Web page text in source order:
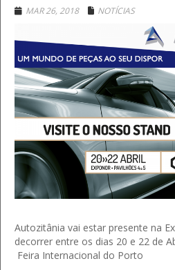
MAR 26, 2018 NOTÍCIAS
Autozitânia vai estar presente na
decorrer entre os dias 20 e 22 de
Feira Internacional do Porto